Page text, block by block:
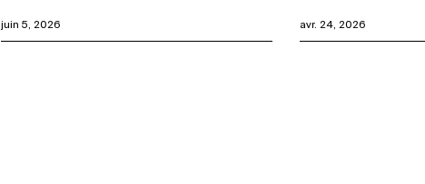
juin 5, 2026 avr. 24, 2026